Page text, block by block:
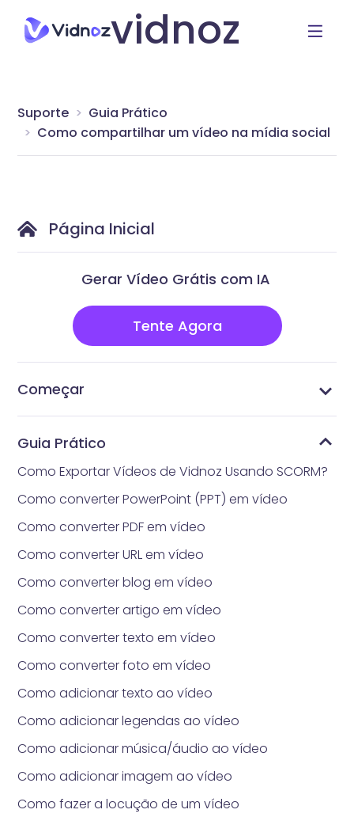
vidnoz
Suporte
Guia Prático
Como compartilhar um vídeo na mídia social
Página Inicial
Gerar Vídeo Grátis com IA
Tente Agora
Começar
Guia Prático
Como Exportar Vídeos de Vidnoz Usando SCORM?
Como converter PowerPoint (PPT) em vídeo
Como converter PDF em vídeo
Como converter URL em vídeo
Como converter blog em vídeo
Como converter artigo em vídeo
Como converter texto em vídeo
Como converter foto em vídeo
Como adicionar texto ao vídeo
Como adicionar legendas ao vídeo
Como adicionar música/áudio ao vídeo
Como adicionar imagem ao vídeo
Como fazer a locução de um vídeo